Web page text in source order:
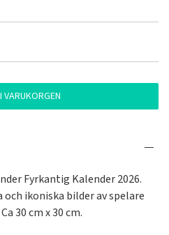
VARUKORGEN
Fyrkantig Kalender 2026.
ikoniska bilder av spelare
30 cm x 30 cm.